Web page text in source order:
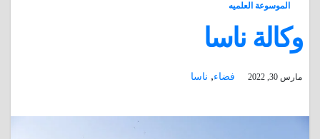
الموسوعة العلميه
وكالة ناسا
مارس 30, 2022 فضاء, ناسا